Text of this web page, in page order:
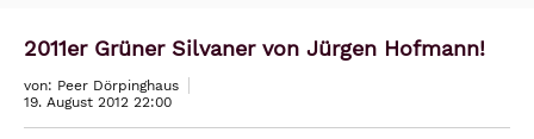
2011er Grüner Silvaner von Jürgen Hofmann!
von: Peer Dörpinghaus
19. August 2012 22:00